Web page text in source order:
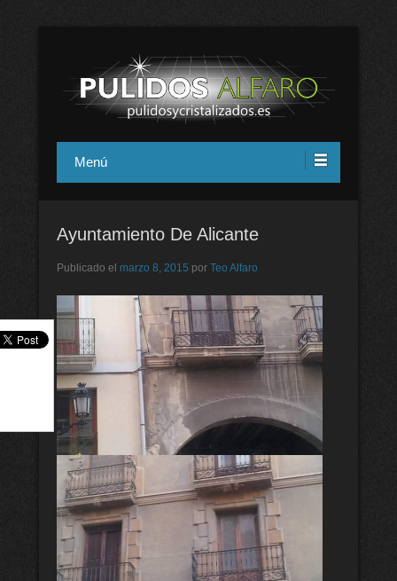
Pulidos y cristalizados Alfaro en
Alicante
Menú
Ayuntamiento De Alicante
Publicado el marzo 8, 2015 por Teo Alfaro